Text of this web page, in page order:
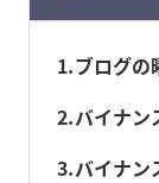
1 ブログの
2 バイナン
3 バイナン